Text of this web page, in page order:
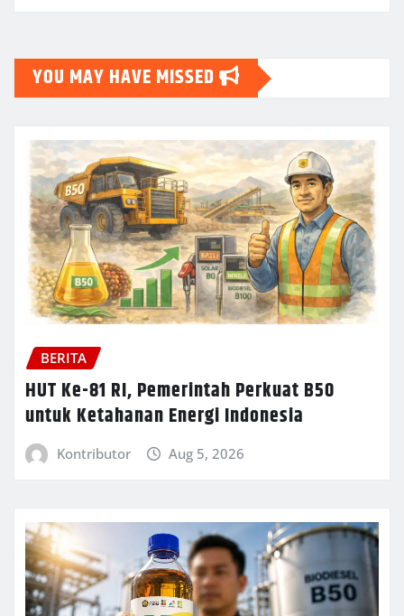
YOU MAY HAVE MISSED
BERITA
HUT Ke-81 RI, Pemerintah Perkuat B50
untuk Ketahanan Energi Indonesia
Kontributor Aug 5, 2026